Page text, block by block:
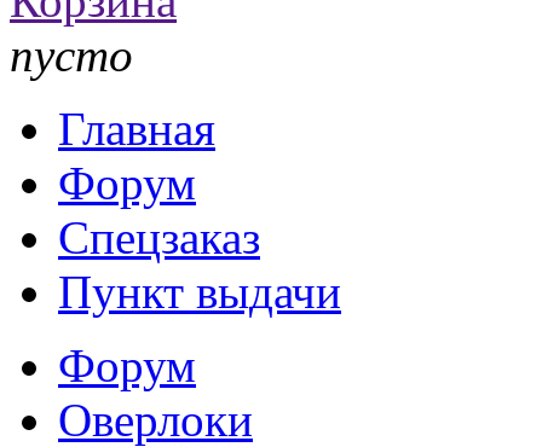
пусто
Главная
Форум
Спецзаказ
Пункт выдачи
Форум
Оверлоки